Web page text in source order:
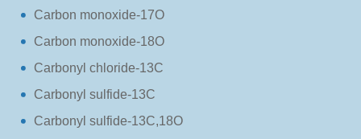
Carbon monoxide-17O
Carbon monoxide-18O
Carbonyl chloride-13C
Carbonyl sulfide-13C
Carbonyl sulfide-13C,18O